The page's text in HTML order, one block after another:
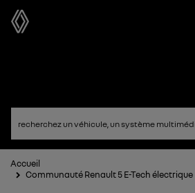
Accueil
Communauté Renault 5 E-Tech électrique